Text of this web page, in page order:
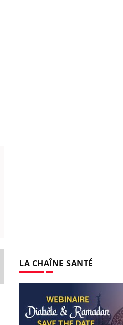
LA CHAÎNE SANTÉ